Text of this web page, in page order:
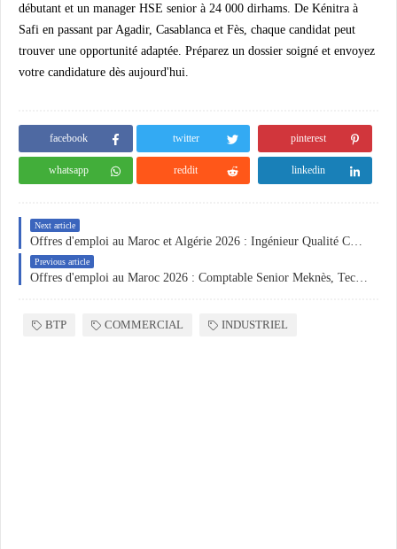
débutant et un manager HSE senior à 24 000 dirhams. De Kénitra à
Safi en passant par Agadir, Casablanca et Fès, chaque candidat peut
trouver une opportunité adaptée. Préparez un dossier soigné et envoyez
votre candidature dès aujourd'hui.
facebook twitter pinterest
whatsapp reddit linkedin
Next article
Previous article
BTP COMMERCIAL INDUSTRIEL